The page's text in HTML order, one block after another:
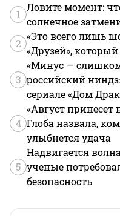
1
Ловите момент:
солнечное
2
«Это всего лишь
«Друзей»,
3
«Минус —
российский
сериале «Дом
4
«Август
Глоба назвала,
улыбнется удача
5
Надвигается
ученые
безопасность